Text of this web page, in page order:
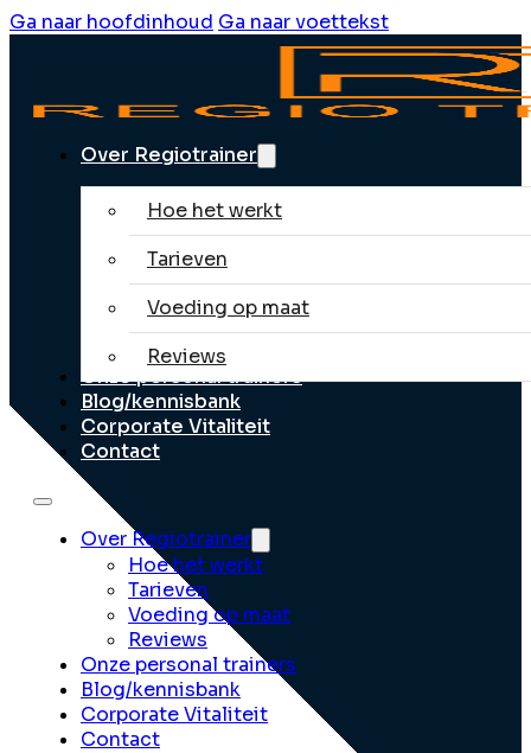
Ga naar hoofdinhoud Ga naar voettekst
Over Regiotrainer
Hoe het werkt
Tarieven
Voeding op maat
Reviews
Onze personal trainers
Blog/kennisbank
Corporate Vitaliteit
Contact
Over Regiotrainer
Hoe het werkt
Tarieven
Voeding op maat
Reviews
Onze personal trainers
Blog/kennisbank
Corporate Vitaliteit
Contact